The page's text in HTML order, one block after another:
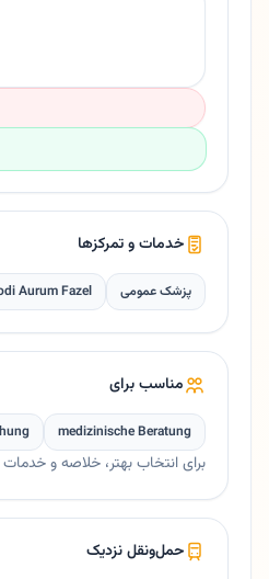
خدمات و تمرکزها
پزشک عمومی Aurum Fazel
مناسب برای
medizinische Beratung
برای انتخاب بهتر، خلاصه و
حمل‌ونقل نزدیک